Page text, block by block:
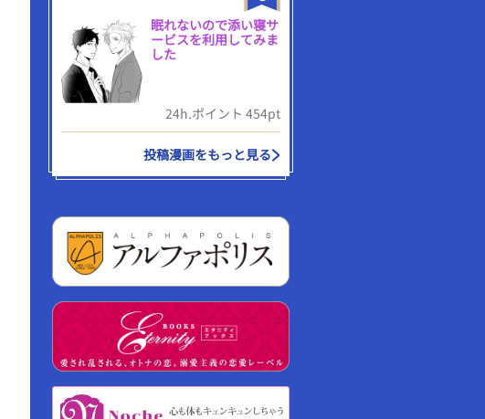
眠れないので添い寝サ
ービスを利用してみま
した
24h.ポイント 454pt
投稿漫画をもっと見る